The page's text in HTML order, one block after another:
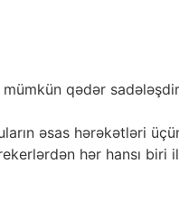
mümkün qədər
əsas hərəkətləri
hər hansı biri